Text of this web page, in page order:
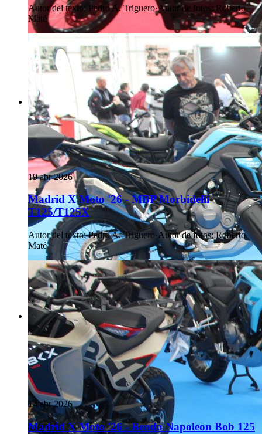
Autor del texto: Pedro A. Triguero·Autor de fotos: Roberto
Maté
19 abr 2026
Madrid X Moto '26 - MBP Morbidelli
T125/T125X
Autor del texto: Pedro A. Triguero·Autor de fotos: Roberto
Maté
14 abr 2026
Madrid X Moto '26 - Benda Napoleon Bob 125